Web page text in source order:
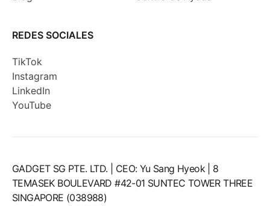
REDES SOCIALES
TikTok
Instagram
LinkedIn
YouTube
GADGET SG PTE. LTD. | CEO: Yu Sang Hyeok | 8
TEMASEK BOULEVARD #42-01 SUNTEC TOWER THREE
SINGAPORE (038988)